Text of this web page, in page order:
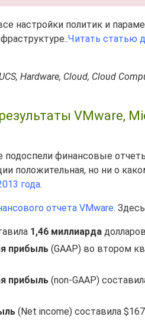
настройки политик и
Читать статью
Hardware, Cloud, Cloud
VMware,
подоспели финансовые
положительная, но ни о
года.
отчета VMware.
1,46 миллиарда
прибыль (GAAP) во втором
прибыль (non-GAAP)
(Net income) составила